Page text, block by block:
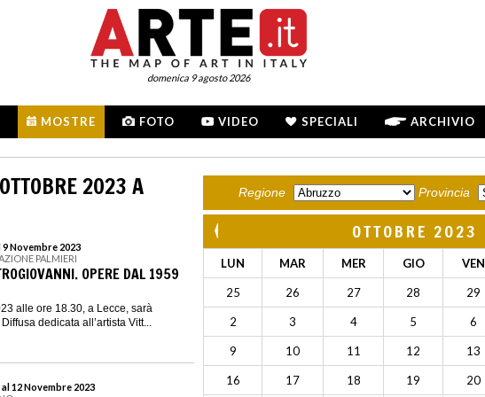
domenica 9 agosto 2026
MOSTRE FOTO VIDEO SPECIALI ARCHIVIO
2023 A
Novembre 2023
PALMIERI
OPERE DAL 1959
alle ore 18.30, a Lecce, sarà
dedicata all’artista Vitt...
12 Novembre 2023
Regione Provincia
OTTOBRE 2023
LUN MAR MER GIO VEN
25 26 27 28 29
2 3 4 5 6
9 10 11 12 13
16 17 18 19 20